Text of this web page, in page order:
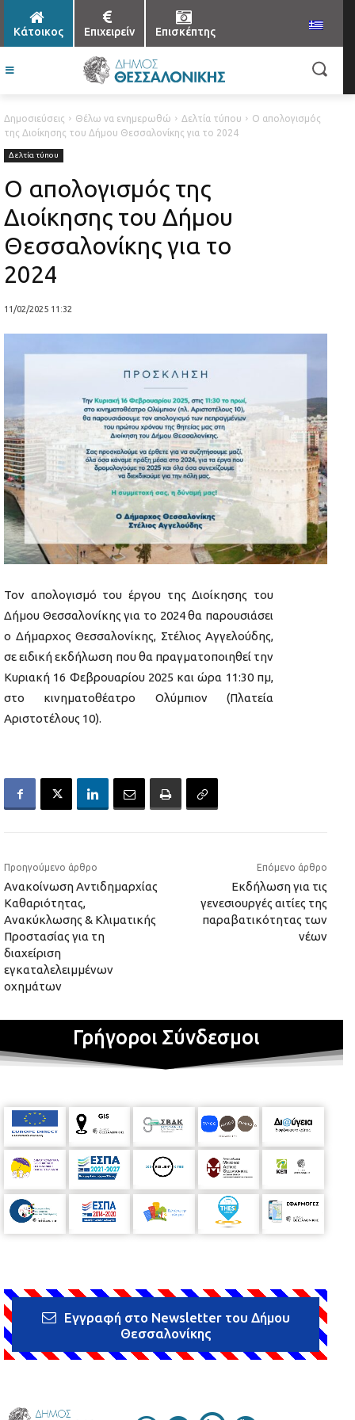
Κάτοικος Επιχειρείν Επισκέπτης
Δημοσιεύσεις Θέλω να ενημερωθώ Δελτία τύπου
Ο απολογισμός
της Διοίκησης του Δήμου Θεσσαλονίκης για το 2024
Δελτία τύπου
Ο απολογισμός της
Διοίκησης του Δήμου
Θεσσαλονίκης για το
2024
11/02/2025 11:32
Τον απολογισμό του έργου της Διοίκησης του
Δήμου Θεσσαλονίκης για το 2024 θα παρουσιάσει
ο Δήμαρχος Θεσσαλονίκης, Στέλιος Αγγελούδης,
σε ειδική εκδήλωση που θα πραγματοποιηθεί την
Κυριακή 16 Φεβρουαρίου 2025 και ώρα 11:30 πμ,
στο κινηματοθέατρο Ολύμπιον (Πλατεία
Αριστοτέλους 10).
Προηγούμενο άρθρο
Ανακοίνωση Αντιδημαρχίας
Καθαριότητας,
Ανακύκλωσης & Κλιματικής
Προστασίας για τη
διαχείριση
εγκαταλελειμμένων
οχημάτων
Επόμενο άρθρο
Εκδήλωση για τις
γενεσιουργές αιτίες της
παραβατικότητας των
νέων
Γρήγοροι Σύνδεσμοι
Εγγραφή στο Newsletter του Δήμου
Θεσσαλονίκης